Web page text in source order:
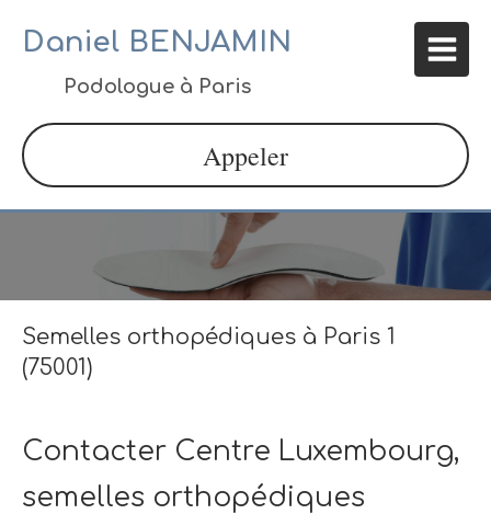
Daniel BENJAMIN
Podologue à Paris
Appeler
Semelles orthopédiques à Paris 1
(75001)
Contacter Centre Luxembourg,
semelles orthopédiques